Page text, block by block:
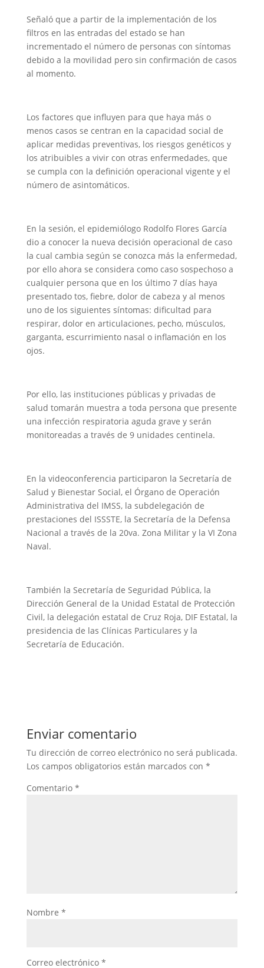
Señaló que a partir de la implementación de los
filtros en las entradas del estado se han
incrementado el número de personas con síntomas
debido a la movilidad pero sin confirmación de casos
al momento.
Los factores que influyen para que haya más o
menos casos se centran en la capacidad social de
aplicar medidas preventivas, los riesgos genéticos y
los atribuibles a vivir con otras enfermedades, que
se cumpla con la definición operacional vigente y el
número de asintomáticos.
En la sesión, el epidemiólogo Rodolfo Flores García
dio a conocer la nueva decisión operacional de caso
la cual cambia según se conozca más la enfermedad,
por ello ahora se considera como caso sospechoso a
cualquier persona que en los último 7 días haya
presentado tos, fiebre, dolor de cabeza y al menos
uno de los siguientes síntomas: dificultad para
respirar, dolor en articulaciones, pecho, músculos,
garganta, escurrimiento nasal o inflamación en los
ojos.
Por ello, las instituciones públicas y privadas de
salud tomarán muestra a toda persona que presente
una infección respiratoria aguda grave y serán
monitoreadas a través de 9 unidades centinela.
En la videoconferencia participaron la Secretaría de
Salud y Bienestar Social, el Órgano de Operación
Administrativa del IMSS, la subdelegación de
prestaciones del ISSSTE, la Secretaría de la Defensa
Nacional a través de la 20va. Zona Militar y la VI Zona
Naval.
También la Secretaría de Seguridad Pública, la
Dirección General de la Unidad Estatal de Protección
Civil, la delegación estatal de Cruz Roja, DIF Estatal, la
presidencia de las Clínicas Particulares y la
Secretaría de Educación.
Enviar comentario
Tu dirección de correo electrónico no será publicada.
Los campos obligatorios están marcados con *
Comentario *
Nombre *
Correo electrónico *